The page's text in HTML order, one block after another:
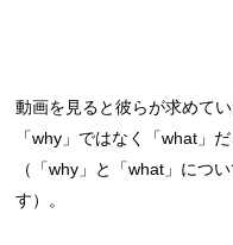
動画を見ると彼らが求めて
「why」ではなく「what」
（「why」と「what」につ
す）。